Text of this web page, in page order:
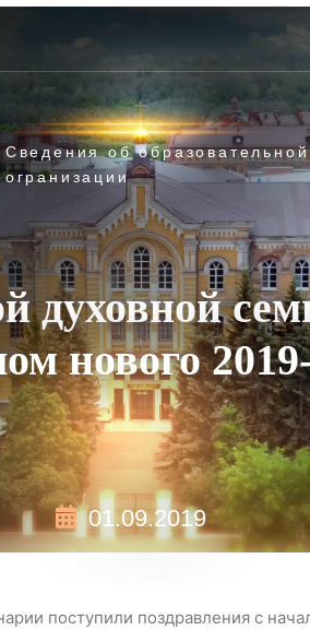
Сведения об образовательной
огранизации
духовной
нового
01.09.2019
поступили поздравления с